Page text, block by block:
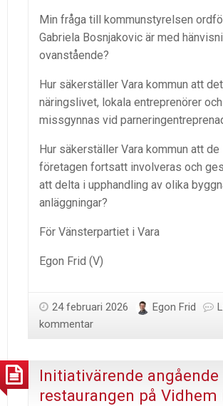
Min fråga till kommunstyrelsen
Gabriela Bosnjakovic är med
ovanstående?
Hur säkerställer Vara kommun att
näringslivet, lokala entreprenörer
missgynnas vid
Hur säkerställer Vara kommun att de
företagen fortsatt involveras och
att delta i upphandling av olika
anläggningar?
För Vänsterpartiet i Vara
Egon Frid (V)
24 februari 2026 Egon Frid
kommentar
Initiativärende angående
restaurangen på Vidhem